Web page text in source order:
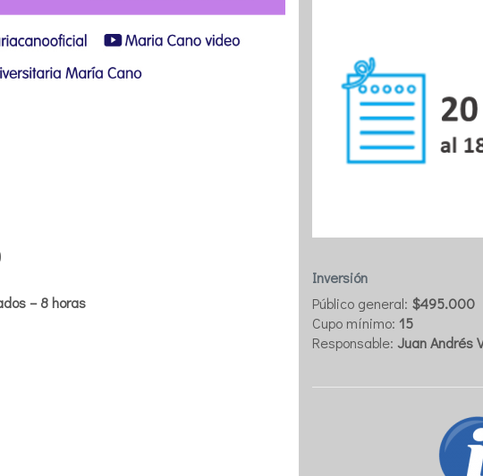
– 8 horas
Inversión
Público general: $495.000
Cupo mínimo: 15
Responsable: Juan Andrés